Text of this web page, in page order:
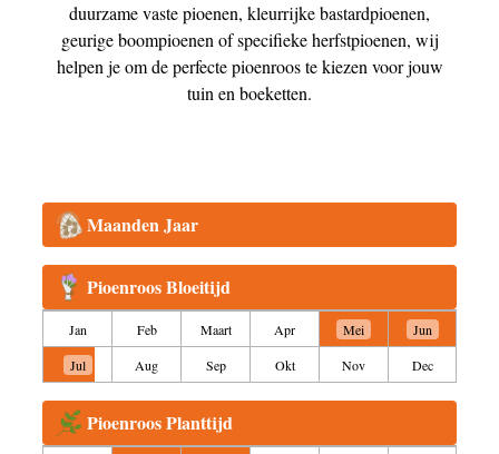
duurzame vaste pioenen, kleurrijke bastardpioenen,
geurige boompioenen of specifieke herfstpioenen, wij
helpen je om de perfecte pioenroos te kiezen voor jouw
tuin en boeketten.
Maanden Jaar
Pioenroos Bloeitijd
Jan Feb Maart Apr Mei
Jun
Jul
Aug Sep Okt Nov Dec
Pioenroos Planttijd